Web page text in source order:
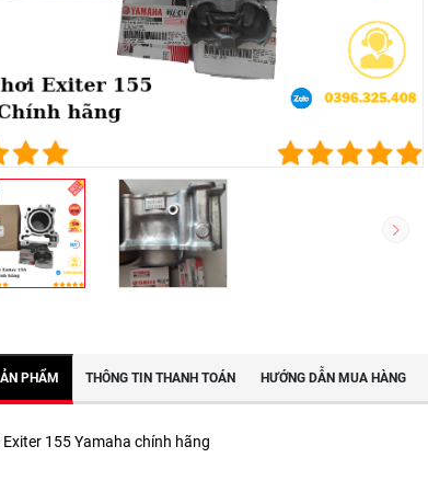
PHẨM THÔNG TIN THANH TOÁN HƯỚNG DẪN MUA HÀNG
Exiter 155 Yamaha chính hãng